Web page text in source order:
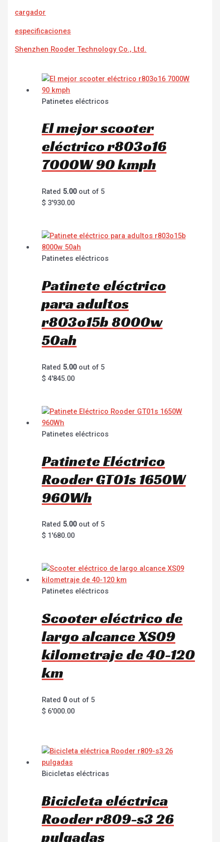
cargador
especificaciones
Shenzhen Rooder Technology Co., Ltd.
Patinetes eléctricos
El mejor scooter
eléctrico r803o16
7000W 90 kmph
Rated 5.00out of 5
$ 3'930.00
Patinetes eléctricos
Patinete eléctrico
para adultos
r803o15b 8000w
50ah
Rated 5.00out of 5
$ 4'845.00
Patinetes eléctricos
Patinete Eléctrico
Rooder GT01s 1650W
960Wh
Rated 5.00out of 5
$ 1'680.00
Patinetes eléctricos
Scooter eléctrico de
largo alcance XS09
kilometraje de 40-120
km
Rated 0out of 5
$ 6'000.00
Bicicletas eléctricas
Bicicleta eléctrica
Rooder r809-s3 26
pulgadas